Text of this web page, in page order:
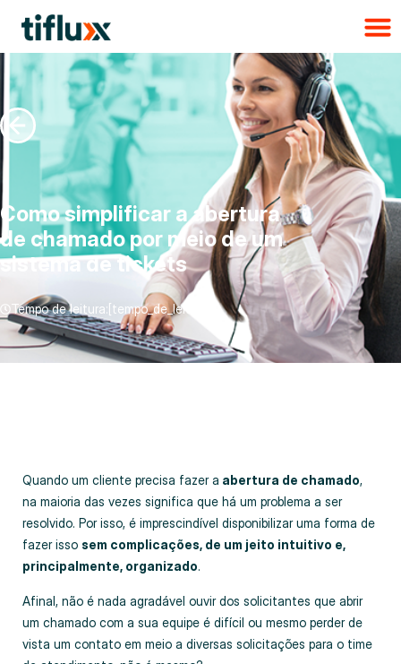
Como simplificar a abertura
de chamado por meio de um
sistema de tickets
Tempo de leitura:[tempo_de_leitura]
Quando um cliente precisa fazer a abertura de chamado,
na maioria das vezes significa que há um problema a ser
resolvido. Por isso, é imprescindível disponibilizar uma forma de
fazer isso sem complicações, de um jeito intuitivo e,
principalmente, organizado.
Afinal, não é nada agradável ouvir dos solicitantes que abrir
um chamado com a sua equipe é difícil ou mesmo perder de
vista um contato em meio a diversas solicitações para o time